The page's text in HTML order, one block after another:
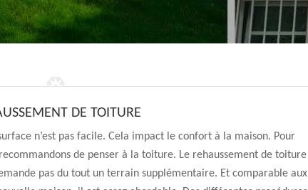
DE TOITURE
n’est pas facile. Cela impact le confort à la maison. Pour
de penser à la toiture. Le rehaussement de toiture
pas du tout un terrain supplémentaire. Et comparable aux